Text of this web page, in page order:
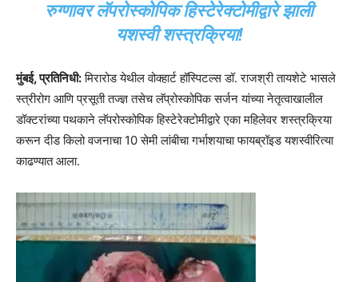
रुग्णावर लॅपरोस्कोपिक हिस्टेरेक्टोमीद्वारे झाली
यशस्वी शस्त्रक्रिया!
मुंबई, प्रतिनिधी:मिरारोड येथील वोक्हार्ट हॉस्पिटल्स डॉ. राजश्री तायशेटे भासले
स्त्रीरोग आणि प्रसूती तज्ज्ञ तसेच लॅप्रोस्कोपिक सर्जन यांच्या नेतृत्वाखालील
डॉक्टरांच्या पथकाने लॅपरोस्कोपिक हिस्टेरेक्टोमीद्वारे एका महिलेवर शस्त्रक्रिया
करून दीड किलो वजनाचा 10 सेमी लांबीचा गर्भाशयाचा फायब्रॉइड यशस्वीरित्या
काढण्यात आला.